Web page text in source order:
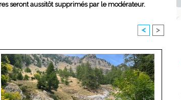
seront aussitôt supprimés par le modérateur.
< >